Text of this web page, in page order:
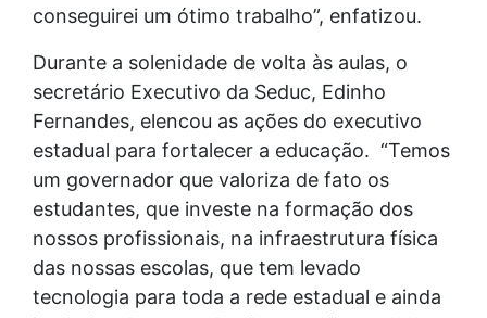
conseguirei um ótimo trabalho”, enfatizou.
Durante a solenidade de volta às aulas, o
secretário Executivo da Seduc, Edinho
Fernandes, elencou as ações do executivo
estadual para fortalecer a educação. “Temos
um governador que valoriza de fato os
estudantes, que investe na formação dos
nossos profissionais, na infraestrutura física
das nossas escolas, que tem levado
tecnologia para toda a rede estadual e ainda